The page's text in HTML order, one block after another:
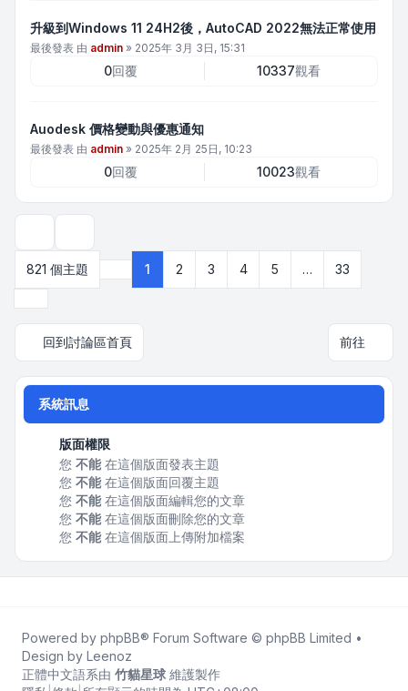
升級到Windows 11 24H2後，AutoCAD 2022無法正常使用
最後發表 由 admin » 2025年 3月 3日, 15:31
0回覆 10337觀看
Auodesk 價格變動與優惠通知
最後發表 由 admin » 2025年 2月 25日, 10:23
0回覆 10023觀看
821 個主題
第1 頁 (共 33 頁)
1 2 3 4 5 …
33
回到討論區首頁 前往
系統訊息
版面權限
您 不能在這個版面發表主題
您 不能在這個版面回覆主題
您 不能在這個版面編輯您的文章
您 不能在這個版面刪除您的文章
您 不能在這個版面上傳附加檔案
Powered by phpBB® Forum Software © phpBB Limited •
Design by Leenoz
正體中文語系由 竹貓星球 維護製作